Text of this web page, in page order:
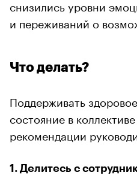
снизились уровни
и переживаний о
Что делать?
Поддерживать
состояние в
рекомендации
1. Делитесь с